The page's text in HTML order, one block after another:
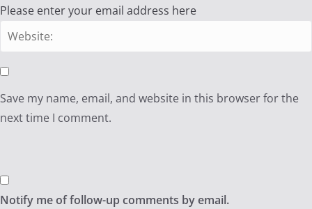
Please enter your email address here
Save my name, email, and website in this browser for the
next time I comment.
Notify me of follow-up comments by email.